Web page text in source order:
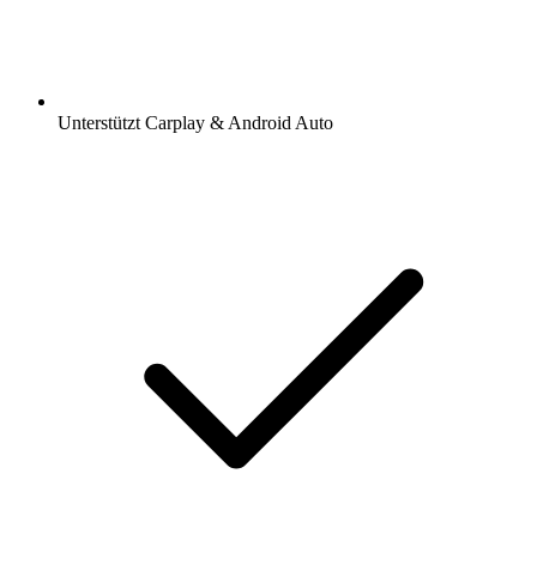
Unterstützt Carplay & Android Auto